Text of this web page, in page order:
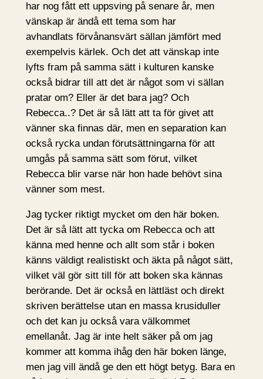
har nog fått ett uppsving på senare år, men
vänskap är ändå ett tema som har
avhandlats förvånansvärt sällan jämfört med
exempelvis kärlek. Och det att vänskap inte
lyfts fram på samma sätt i kulturen kanske
också bidrar till att det är något som vi sällan
pratar om? Eller är det bara jag? Och
Rebecca..? Det är så lätt att ta för givet att
vänner ska finnas där, men en separation kan
också rycka undan förutsättningarna för att
umgås på samma sätt som förut, vilket
Rebecca blir varse när hon hade behövt sina
vänner som mest.
Jag tycker riktigt mycket om den här boken.
Det är så lätt att tycka om Rebecca och att
känna med henne och allt som står i boken
känns väldigt realistiskt och äkta på något sätt,
vilket väl gör sitt till för att boken ska kännas
berörande. Det är också en lättläst och direkt
skriven berättelse utan en massa krusiduller
och det kan ju också vara välkommet
emellanåt. Jag är inte helt säker på om jag
kommer att komma ihåg den här boken länge,
men jag vill ändå ge den ett högt betyg. Bara en